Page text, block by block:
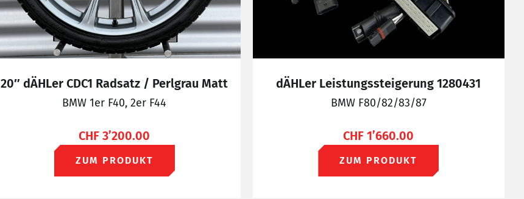
20″ dÄHLer CDC1 Radsatz / Perlgrau Matt
BMW 1er F40, 2er F44
CHF 3’200.00
ZUM PRODUKT
dÄHLer Leistungssteigerung 1280431
BMW F80/82/83/87
CHF 1’660.00
ZUM PRODUKT